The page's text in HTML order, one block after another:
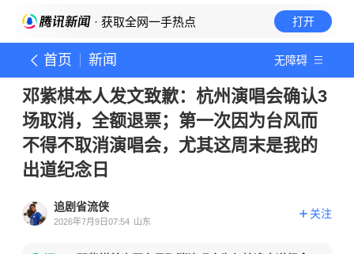
· 获取全网一手热点 打开
首页 新闻 无障碍
邓紫棋本人发文致歉：杭州演唱会确认3
场取消，全额退票；第一次因为台风而
不得不取消演唱会，尤其这周末是我的
出道纪念日
追剧省流侠
2026年7月9日07:54 山东
关注